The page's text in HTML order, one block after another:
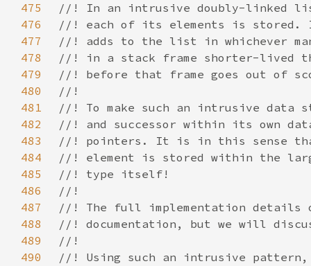
475
476
477
478
479
480
481
482
483
484
485
486
487
488
489
490